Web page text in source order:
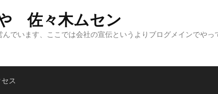
佐々木ムセン
でいます、ここでは会社の宣伝というよりブログメインでやっ
ス